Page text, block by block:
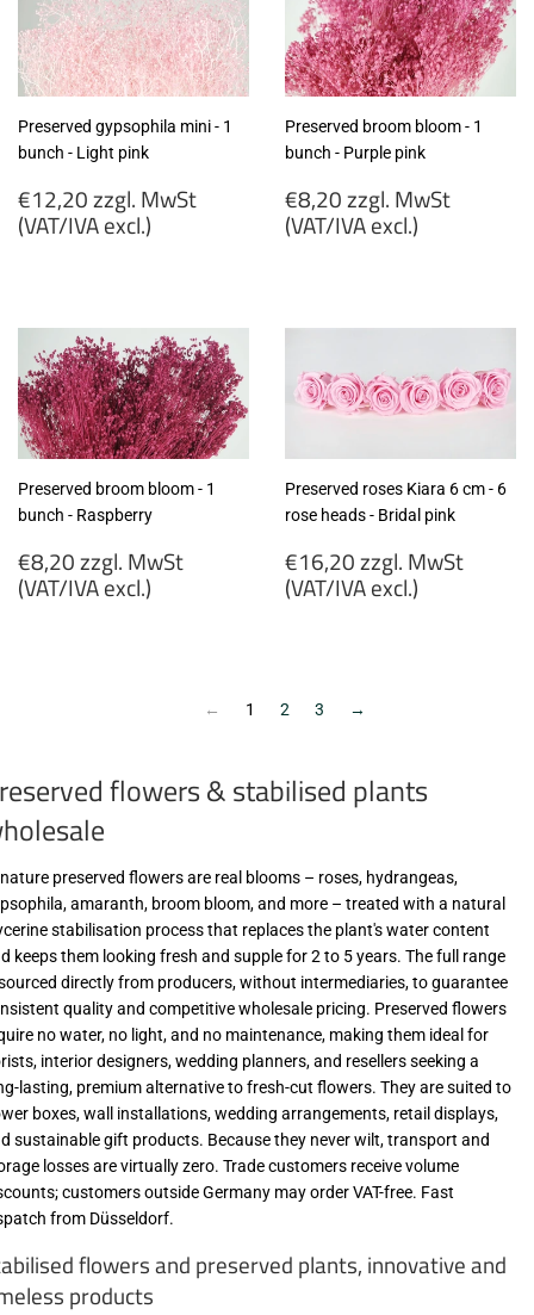
excl.) excl.)
Preserved gypsophila mini - 1
bunch - Light pink
Regular
price
€12,20 zzgl. MwSt
(VAT/IVA excl.)
MwSt
(VAT/IVA
excl.)
Preserved broom bloom - 1
bunch - Purple pink
Regular
price
€8,20 zzgl. MwSt
(VAT/IVA excl.)
MwSt
excl.)
Preserved broom bloom - 1
bunch - Raspberry
Regular
price
€8,20 zzgl. MwSt
(VAT/IVA excl.)
Preserved roses Kiara 6 cm - 6
rose heads - Bridal pink
Regular
price
€16,20 zzgl. MwSt
(VAT/IVA excl.)
(VAT/IVA
← 1 2 3 →
flowers & stabilised plants
preserved flowers are real blooms – roses, hydrangeas,
amaranth, broom bloom, and more – treated with a natural
stabilisation process that replaces the plant's water content
keeps them looking fresh and supple for 2 to 5 years. The full range
directly from producers, without intermediaries, to guarantee
quality and competitive wholesale pricing. Preserved flowers
no water, no light, and no maintenance, making them ideal for
interior designers, wedding planners, and resellers seeking a
lasting, premium alternative to fresh-cut flowers. They are suited to
boxes, wall installations, wedding arrangements, retail displays,
sustainable gift products. Because they never wilt, transport and
losses are virtually zero. Trade customers receive volume
customers outside Germany may order VAT-free. Fast
from Düsseldorf.
flowers and preserved plants, innovative and
products